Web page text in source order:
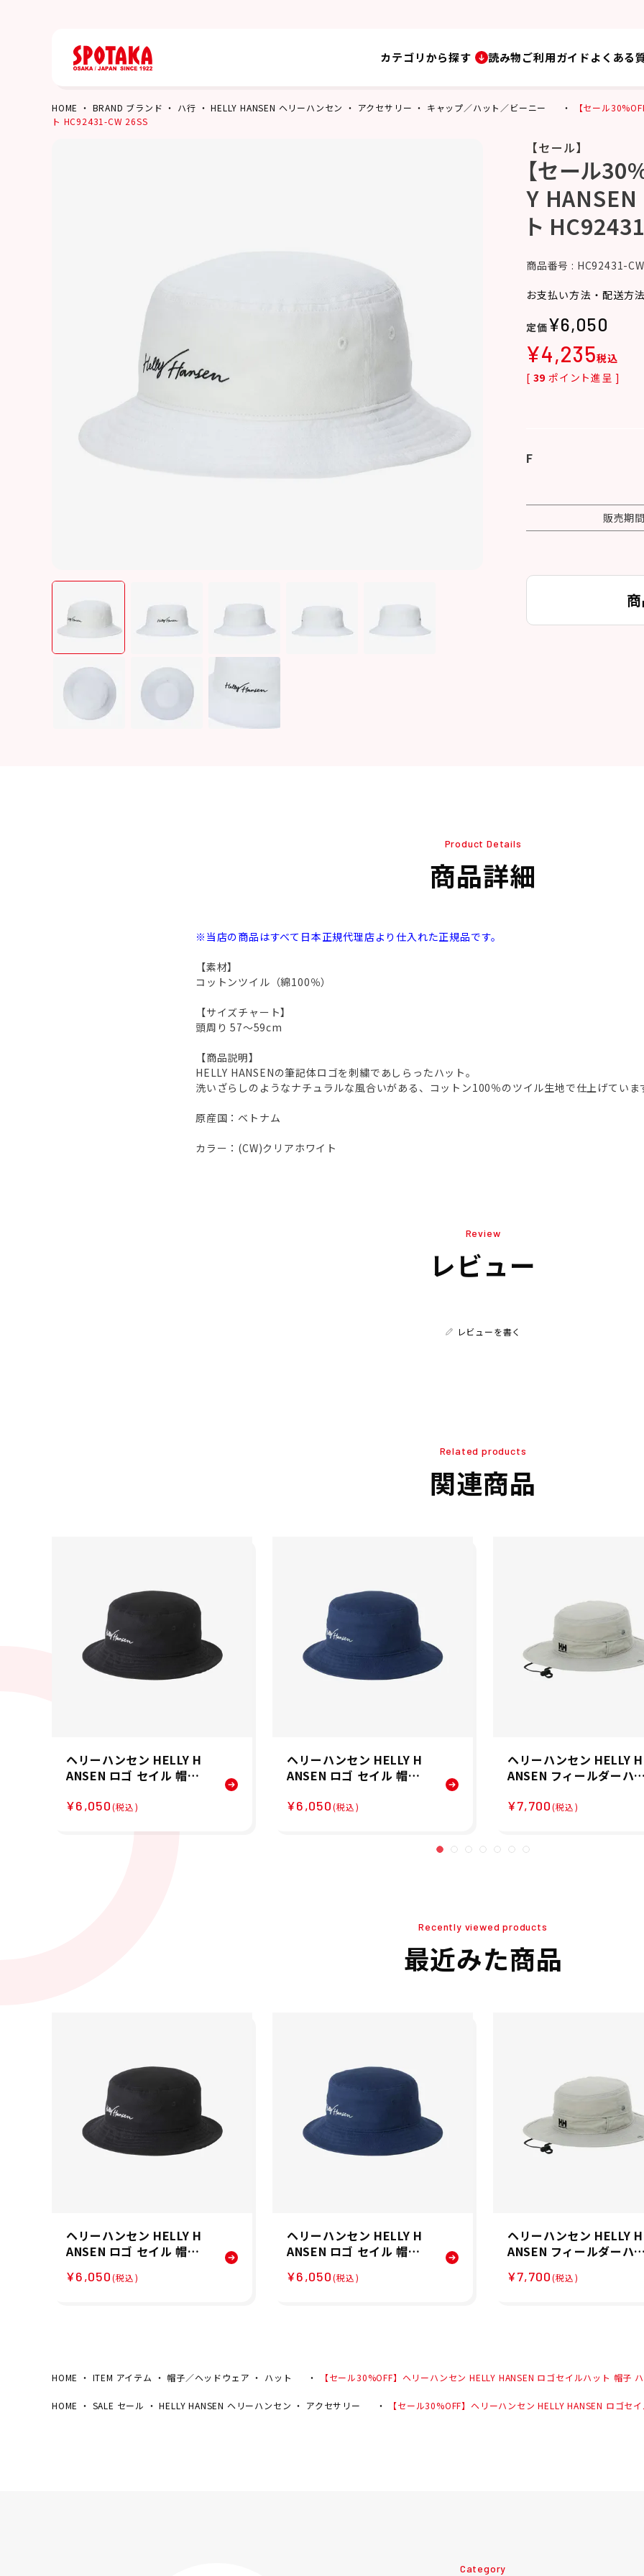
カテゴリから探す 読み物ご利用ガイドよくある
HOME BRAND ブランド ハ行 HELLY HANSEN ヘリーハンセン アクセサリー キャップ／ハット／ビーニー
【セール
ト HC92431-CW 26SS
【セール】
【セール
Y HANSEN
ト
商品番号 HC92431-CW
お支払い方法・配送方
¥6,050
¥4,235税込
[ 39 ポイント進呈 ]
F
販売期
Product Details
商品詳細
※当店の商品はすべて日本正規代理店より仕入れた正規品です。
【素材】
コットンツイル（綿100％）
【サイズチャート】
頭周り 57～59cm
【商品説明】
HELLY HANSENの筆記体ロゴを刺繍であしらったハット。
洗いざらしのようなナチュラルな風合いがある、コットン100％のツイル生地で仕上げていま
原産国：ベトナム
カラー：(CW)クリアホワイト
Review
レビュー
レビューを書く
Related products
関連商品
ヘリーハンセン HELLY H
ANSEN ロゴ セイル 帽子
春夏
¥6,050(税込)
ヘリーハンセン HELLY H
ANSEN ロゴ セイル 帽子
S 春夏
¥6,050(税込)
ヘリーハンセン HELLY H
ANSEN フィールダーハ
OG 26SS
¥7,700(税込)
Recently viewed products
最近みた商品
ヘリーハンセン HELLY H
ANSEN ロゴ セイル 帽子
春夏
¥6,050(税込)
ヘリーハンセン HELLY H
ANSEN ロゴ セイル 帽子
S 春夏
¥6,050(税込)
ヘリーハンセン HELLY H
ANSEN フィールダーハ
OG 26SS
¥7,700(税込)
HOME ITEM アイテム 帽子／ヘッドウェア ハット 【セール30%OFF】ヘリーハンセン HELLY HANSEN ロゴセイルハット 帽子
HOME SALE セール HELLY HANSEN ヘリーハンセン アクセサリー 【セール30%OFF】ヘリーハンセン HELLY HANSEN ロゴ
Category